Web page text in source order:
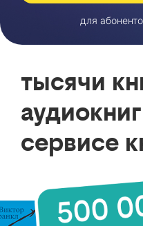
для
тысячи
сервисе